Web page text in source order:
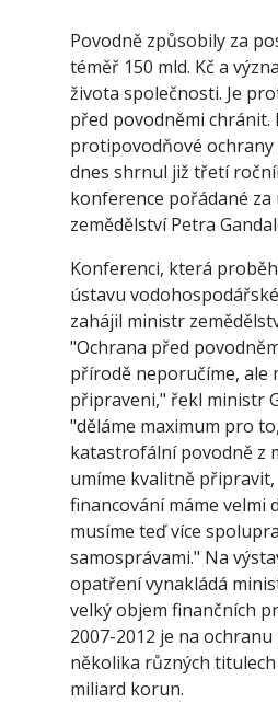
Povodně způsobily za
téměř 150 mld. Kč a
života společnosti. Je
před povodněmi chránit.
protipovodňové ochrany
dnes shrnul již třetí
konference pořádané
zemědělství Petra
Konferenci, která
ústavu
zahájil ministr
"Ochrana před
přírodě neporučíme, ale
připraveni," řekl ministr
"děláme maximum pro
katastrofální povodně z
umíme kvalitně
financování máme velmi
musíme teď více
samosprávami." Na
opatření vynakládá
velký objem finančních
2007-2012 je na
několika různých
miliard korun.